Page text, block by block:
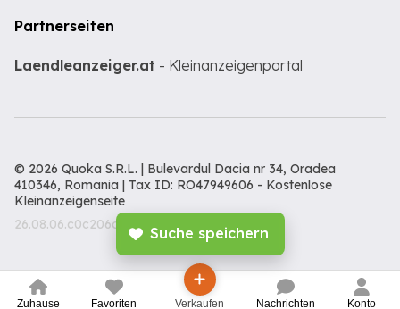
Suche speichern
Zuhause Favoriten Verkaufen Nachrichten Konto
Partnerseiten
Laendleanzeiger.at - Kleinanzeigenportal
© 2026 Quoka S.R.L. | Bulevardul Dacia nr 34, Oradea
410346, Romania | Tax ID: RO47949606 - Kostenlose
Kleinanzeigenseite
26.08.06.c0c206c